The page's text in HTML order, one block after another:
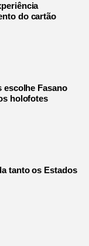
do cartão
escolhe Fasano
holofotes
tanto os Estados